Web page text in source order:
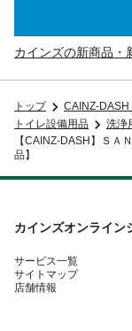
カインズの新商品・
トップ CAINZ-DASH
トイレ設備用品
洗浄
【CAINZ-DASH】ＳＡ
品】
カインズオンライン
サービス一覧
サイトマップ
店舗情報